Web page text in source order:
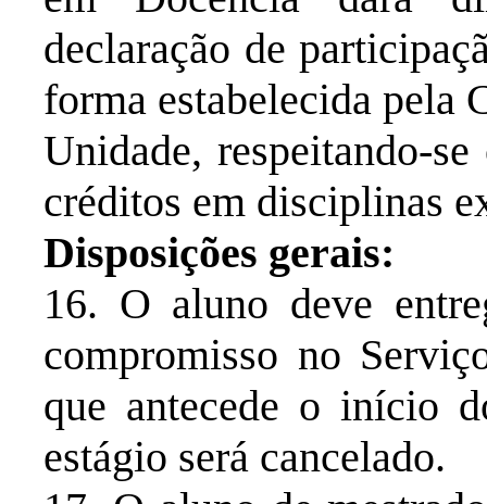
declaração de
forma estabelecida pela
Unidade, respeitando-
créditos em disciplinas
Disposições gerais:
16. O aluno deve
compromisso no
que antecede o início
estágio será cancelado.